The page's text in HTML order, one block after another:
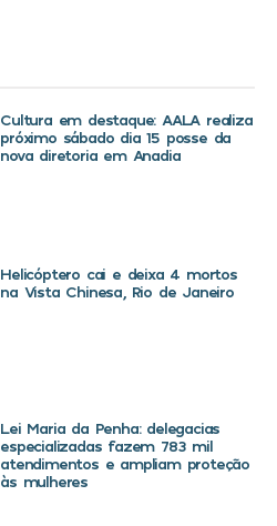
Cultura em destaque: AALA realiza
próximo sábado dia 15 posse da
nova diretoria em Anadia
Helicóptero cai e deixa 4 mortos
na Vista Chinesa, Rio de Janeiro
Lei Maria da Penha: delegacias
especializadas fazem 783 mil
atendimentos e ampliam proteção
às mulheres